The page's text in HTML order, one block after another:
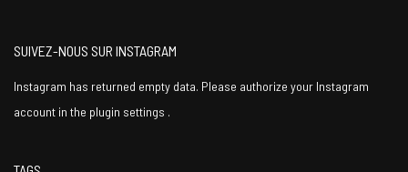
SUIVEZ-NOUS SUR INSTAGRAM
Instagram has returned empty data. Please authorize your Instagram
account in the plugin settings .